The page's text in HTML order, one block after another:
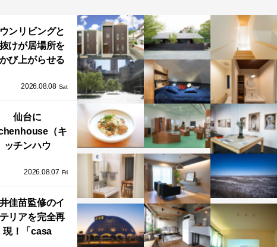
ンリビングと
けが居場所を
び上がらせる
る住まい」の
2026.08.08 Sat
仙台に
（キ
ッチンハウ
ラフテクト）
ョールームが
オープン！
2026.08.07 Fri
佳苗監修のイ
リアを完全再
現！「casa